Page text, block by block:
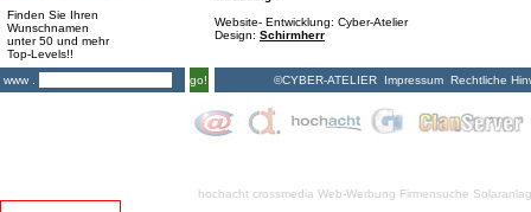
Finden Sie Ihren
Wunschnamen
unter 50 und mehr
Top-Levels!!
www .
go!
Website- Entwicklung: Cyber-Atelier
Design: Schirmherr
©CYBER-ATELIER Impressum Rechtliche
hochacht crossmedia Web-Werbung Firmensuche